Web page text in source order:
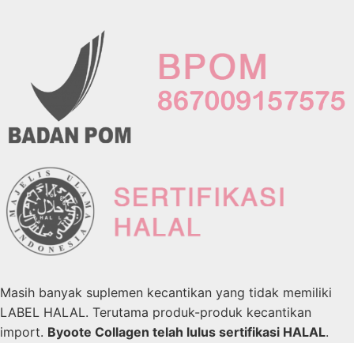
Masih banyak suplemen kecantikan yang tidak memiliki
LABEL HALAL. Terutama produk-produk kecantikan
import. Byoote Collagen telah lulus sertifikasi HALAL.